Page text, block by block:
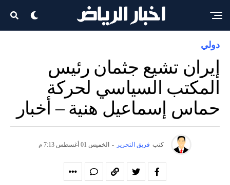
دولي
إيران تشيع جثمان رئيس
المكتب السياسي لحركة
حماس إسماعيل هنية – أخبار
كتب فريق التحرير - الخميس 01 أغسطس 7:13 م